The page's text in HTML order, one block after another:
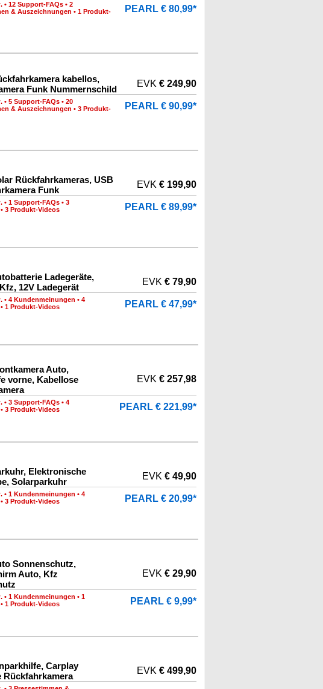
• 12 Support-FAQs • 2
& Auszeichnungen • 1 Produkt-
PEARL € 80,99*
kabellos,
Funk Nummernschild
EVK € 249,90
• 5 Support-FAQs • 20
& Auszeichnungen • 3 Produkt-
PEARL € 90,99*
Rückfahrkameras, USB
Funk
EVK € 199,90
• 1 Support-FAQs • 3
• 3 Produkt-Videos PEARL € 89,99*
Ladegeräte,
12V Ladegerät
EVK € 79,90
• 4 Kundenmeinungen • 4
• 1 Produkt-Videos PEARL € 47,99*
Auto,
vorne, Kabellose
EVK € 257,98
• 3 Support-FAQs • 4
• 3 Produkt-Videos PEARL € 221,99*
Elektronische
Solarparkuhr
EVK € 49,90
• 1 Kundenmeinungen • 4
• 3 Produkt-Videos PEARL € 20,99*
Sonnenschutz,
Auto, Kfz
EVK € 29,90
• 1 Kundenmeinungen • 1
• 1 Produkt-Videos PEARL € 9,99*
Carplay
Rückfahrkamera
EVK € 499,90